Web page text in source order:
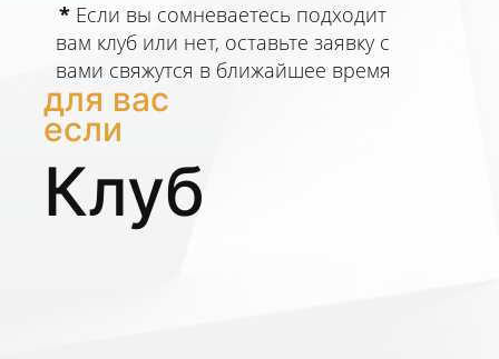
* Если вы сомневаетесь подходит
вам клуб или нет, оставьте заявку с
вами свяжутся в ближайшее время
для вас
если
Клуб